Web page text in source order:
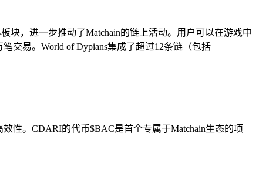
块，进一步推动了Matchain的链上活动。用户可以在游戏中
交易。World of Dypians集成了超过12条链（包括
性。CDARI的代币$BAC是首个专属于Matchain生态的项